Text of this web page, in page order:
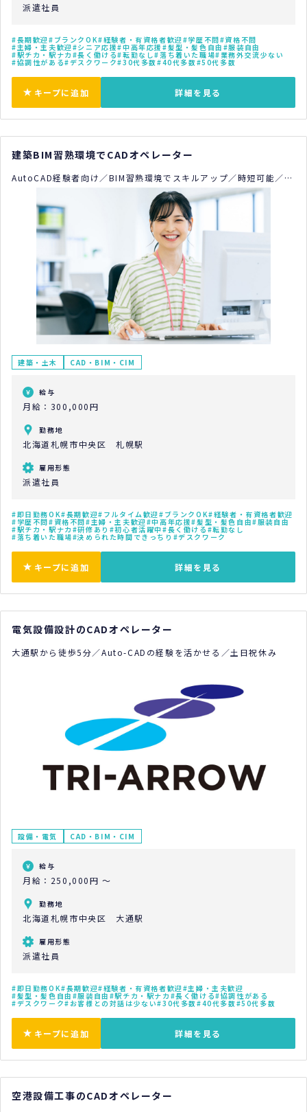
派遣社員
長期歓迎 ブランクOK 経験者・有資格者歓迎 学歴不問 資格不問
主婦・主夫歓迎 シニア応援 中高年応援 髪型・髪色自由 服装自由
駅チカ・駅ナカ 長く働ける 転勤なし 落ち着いた職場 業務外交流少ない
協調性がある デスクワーク 30代多数 40代多数 50代多数
キープに追加 詳細を見る
建築BIM習熟環境でCADオペレーター
AutoCAD経験者向け／BIM習熟環境でスキルアップ／時短可能／土
日祝休み／札幌駅・大通駅チカ
建築・土木 CAD・BIM・CIM
給与
月給：300,000円
勤務地
北海道札幌市中央区 札幌駅
雇用形態
派遣社員
即日勤務OK 長期歓迎 フルタイム歓迎 ブランクOK 経験者・有資格者歓迎
学歴不問 資格不問 主婦・主夫歓迎 中高年応援 髪型・髪色自由 服装自由
駅チカ・駅ナカ 研修あり 初心者活躍中 長く働ける 転勤なし
落ち着いた職場 決められた時間できっちり デスクワーク
キープに追加 詳細を見る
電気設備設計のCADオペレーター
大通駅から徒歩5分／Auto-CADの経験を活かせる／土日祝休み
設備・電気 CAD・BIM・CIM
給与
月給：250,000円 ～
勤務地
北海道札幌市中央区 大通駅
雇用形態
派遣社員
即日勤務OK 長期歓迎 経験者・有資格者歓迎 主婦・主夫歓迎
髪型・髪色自由 服装自由 駅チカ・駅ナカ 長く働ける 協調性がある
デスクワーク お客様との対話は少ない 30代多数 40代多数 50代多数
キープに追加 詳細を見る
空港設備工事のCADオペレーター